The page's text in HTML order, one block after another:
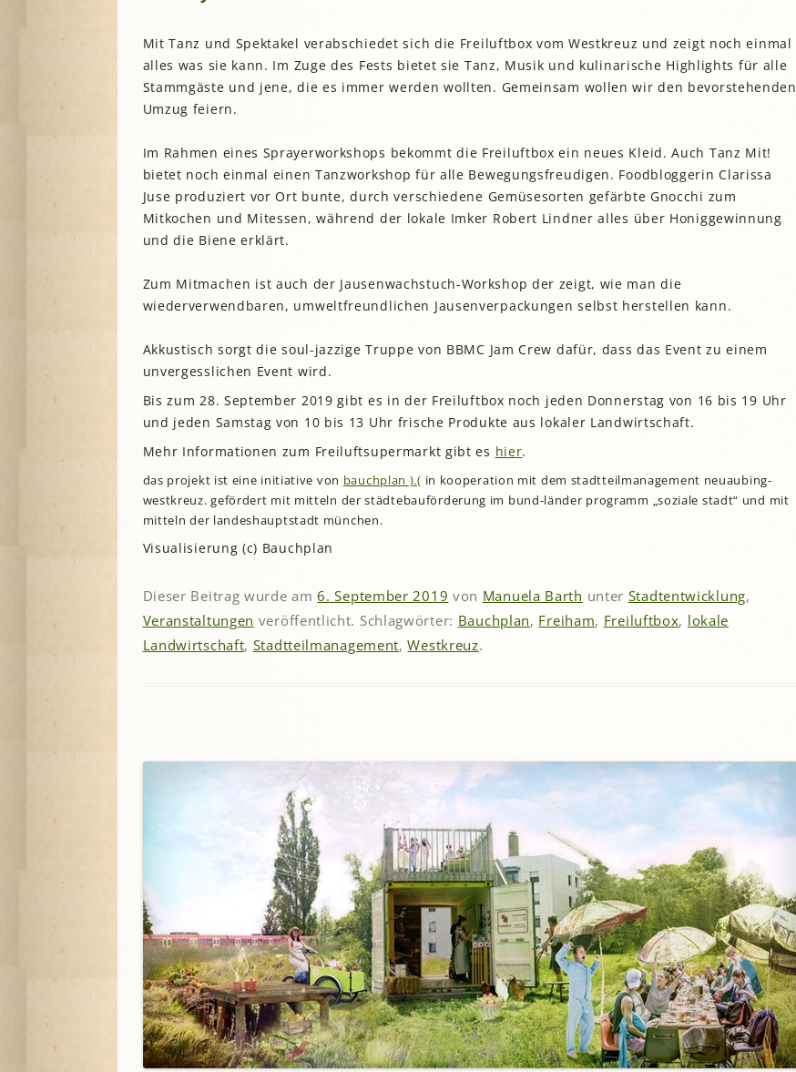
Mikrofarm Ingelsberg:
Gartenparzellen für Hobby-
Gartler
Umweltgarten Neubiberg
Mit Tanz und Spektakel verabschiedet sich die Freiluftbox vom Westkreuz und zeigt noch einmal
alles was sie kann. Im Zuge des Fests bietet sie Tanz, Musik und kulinarische Highlights für alle
Stammgäste und jene, die es immer werden wollten. Gemeinsam wollen wir den bevorstehenden
Umzug feiern.
Im Rahmen eines Sprayerworkshops bekommt die Freiluftbox ein neues Kleid. Auch Tanz Mit!
bietet noch einmal einen Tanzworkshop für alle Bewegungsfreudigen. Foodbloggerin Clarissa
Juse produziert vor Ort bunte, durch verschiedene Gemüsesorten gefärbte Gnocchi zum
Mitkochen und Mitessen, während der lokale Imker Robert Lindner alles über Honiggewinnung
und die Biene erklärt.
Zum Mitmachen ist auch der Jausenwachstuch-Workshop der zeigt, wie man die
wiederverwendbaren, umweltfreundlichen Jausenverpackungen selbst herstellen kann.
Akkustisch sorgt die soul-jazzige Truppe von BBMC Jam Crew dafür, dass das Event zu einem
unvergesslichen Event wird.
Bis zum 28. September 2019 gibt es in der Freiluftbox noch jeden Donnerstag von 16 bis 19 Uhr
und jeden Samstag von 10 bis 13 Uhr frische Produkte aus lokaler Landwirtschaft.
Mehr Informationen zum Freiluftsupermarkt gibt es hier.
das projekt ist eine initiative von bauchplan ).( in kooperation mit dem stadtteilmanagement neuaubing-
westkreuz. gefördert mit mitteln der städtebauförderung im bund-länder programm „soziale stadt“ und mit
mitteln der landeshauptstadt münchen.
Visualisierung (c) Bauchplan
Dieser Beitrag wurde am6. September 2019 von Manuela Barth unter Stadtentwicklung,
Veranstaltungen veröffentlicht. Schlagwörter: Bauchplan, Freiham, Freiluftbox, lokale
Landwirtschaft, Stadtteilmanagement,Westkreuz.